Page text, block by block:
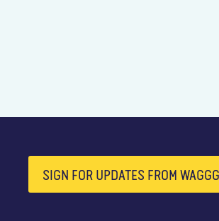
SIGN FOR UPDATES FROM